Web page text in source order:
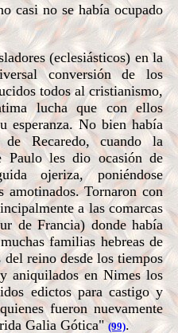
casi no se había ocupado
(eclesiásticos) en la
conversión de los
todos al cristianismo,
lucha que con ellos
esperanza. No bien había
Recaredo, cuando la
les dio ocasión de
ojeriza, poniéndose
amotinados. Tornaron con
a las comarcas
de Francia) donde había
familias hebreas de
del reino desde los tiempos
aniquilados en Nimes los
edictos para castigo y
fueron nuevamente
Galia Gótica"(99).